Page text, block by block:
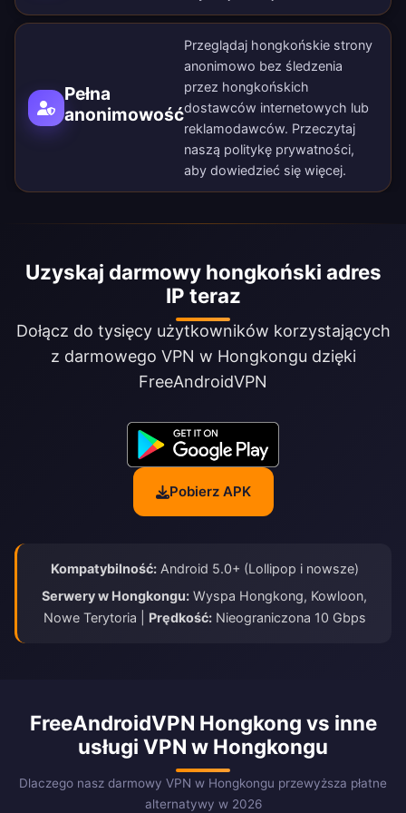
Pełna
anonimowość
Przeglądaj hongkońskie strony
anonimowo bez śledzenia
przez hongkońskich
dostawców internetowych lub
reklamodawców. Przeczytaj
naszą politykę prywatności,
aby dowiedzieć się więcej.
Uzyskaj darmowy hongkoński adres
IP teraz
Dołącz do tysięcy użytkowników korzystających
z darmowego VPN w Hongkongu dzięki
FreeAndroidVPN
Pobierz APK
Kompatybilność:Android 5.0+ (Lollipop i nowsze)
Serwery w Hongkongu: Wyspa Hongkong, Kowloon,
Nowe Terytoria | Prędkość:Nieograniczona 10 Gbps
FreeAndroidVPN Hongkong vs inne
usługi VPN w Hongkongu
Dlaczego nasz darmowy VPN w Hongkongu przewyższa płatne
alternatywy w 2026